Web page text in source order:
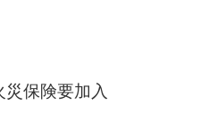
険要加入